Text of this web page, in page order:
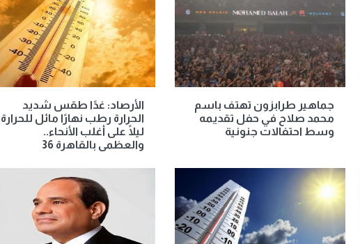
جماهير طرابزون تهتف باسم
محمد صلاح في حفل تقديمه
وسط احتفالات جنونية
الأرصاد: غدًا طقس شديد
الحرارة رطب نهارًا مائل للحرارة
ليلًا على أغلب الأنحاء..
والعظمى بالقاهرة 36